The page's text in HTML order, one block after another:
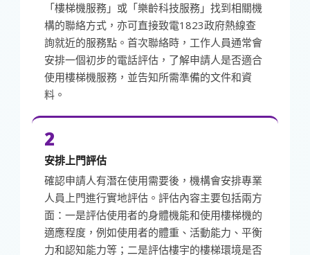
「樓梯機服務」或「樂齡科技服務」找到相關機
構的聯絡方式，亦可直接致電1823政府熱線查
詢就近的服務點。首次聯絡時，工作人員通常會
安排一個初步的電話評估，了解申請人是否適合
使用樓梯機服務，並告知所需準備的文件和資
料。
2
安排上門評估
確認申請人有潛在使用需要後，機構會安排專業
人員上門進行實地評估。評估內容主要包括兩方
面：一是評估使用者的身體機能和使用樓梯機的
適應程度，例如使用者的體重、活動能力、平衡
力和認知能力等；二是評估樓宇的樓梯環境是否